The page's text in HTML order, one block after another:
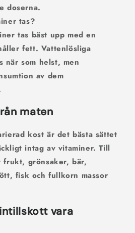
doserna.
tas?
tas bäst upp med en
fett. Vattenlösliga
när som helst, men
av dem
maten
kost är det bästa sättet
intag av vitaminer. Till
frukt, grönsaker, bär,
fisk och fullkorn massor
vara